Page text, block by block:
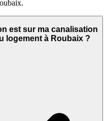
est sur ma canalisation
logement à Roubaix ?